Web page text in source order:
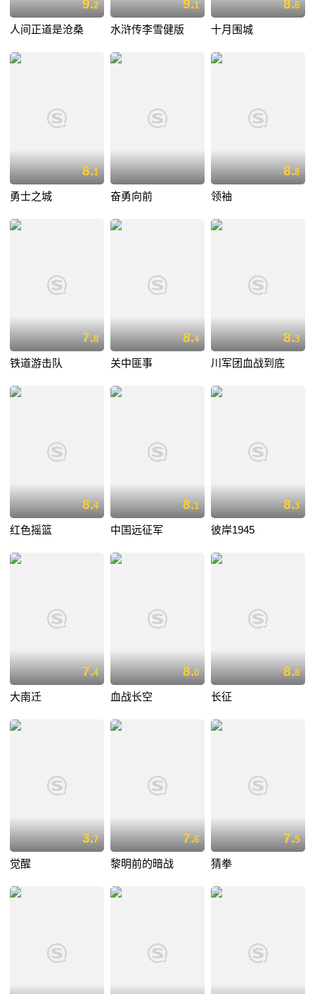
9.2
人间正道是沧桑
9.1
水浒传李雪健版
8.6
十月围城
8.1
勇士之城 奋勇向前
8.8
领袖
7.8
铁道游击队
8.4
关中匪事
8.3
川军团血战到底
8.4
红色摇篮
8.1
中国远征军
8.3
彼岸1945
7.4
大南迁
8.0
血战长空
8.8
长征
3.7
觉醒
7.6
黎明前的暗战
7.5
猜拳